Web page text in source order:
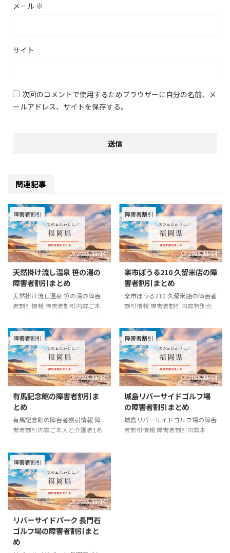
メール ※
サイト
次回のコメントで使用するためブラウザーに自分の名前、メ
ールアドレス、サイトを保存する。
関連記事
障害者割引
2025/11/14
天然掛け流し温泉 笹の湯の
障害者割引まとめ
天然掛け流し温泉 笹の湯の障害
者割引情報 障害者割引内容ご本
け流し温泉 笹の湯の基本情報 住
所〒839-1215 福岡県久留米市田
主丸町竹野631-1電話番号0943-
73-0828一般料金■入浴料大人
500円小人(小学生) 300円公式
URLhttp://sasanoyu.jp/index.ph
p?id=6
障害者割引
2025/11/14
楽市ぼうる210 久留米店の障
害者割引まとめ
楽市ぼうる210 久留米店の障害者
割引情報 障害者割引内容特別会
リアフリーー 楽市ぼうる210 久
留米店の基本情報 住所〒839-
0809 福岡県久留米市東合川2-2-1
電話番号0942-43-2763一般料金
一般 550円大学生 500円小・中・
高生 450円幼児・シルバー 400円
男女会員 400円学生会員 400円シ
ルバー会員 350円※貸靴 200
円/350円公式
URLhttps://rakupa.jp/bowl210/
障害者割引
2025/11/14
有馬記念館の障害者割引ま
とめ
有馬記念館の障害者割引情報 障
害者割引内容ご本人と介護者1名
館の基本情報 住所〒830-0021 福
岡県久留米市篠山町444番地電話
番号0942-39-8485一般料金■入
館料一般 210円高校生以下 無料
公式
URLhttps://www.arimakinenkan.
or.jp/
障害者割引
2025/11/14
城島リバーサイドゴルフ場
の障害者割引まとめ
城島リバーサイドゴルフ場の障害
者割引情報 障害者割引内容本
障害者割引
2025/11/14
リバーサイドパーク 長門石
ゴルフ場の障害者割引まと
め